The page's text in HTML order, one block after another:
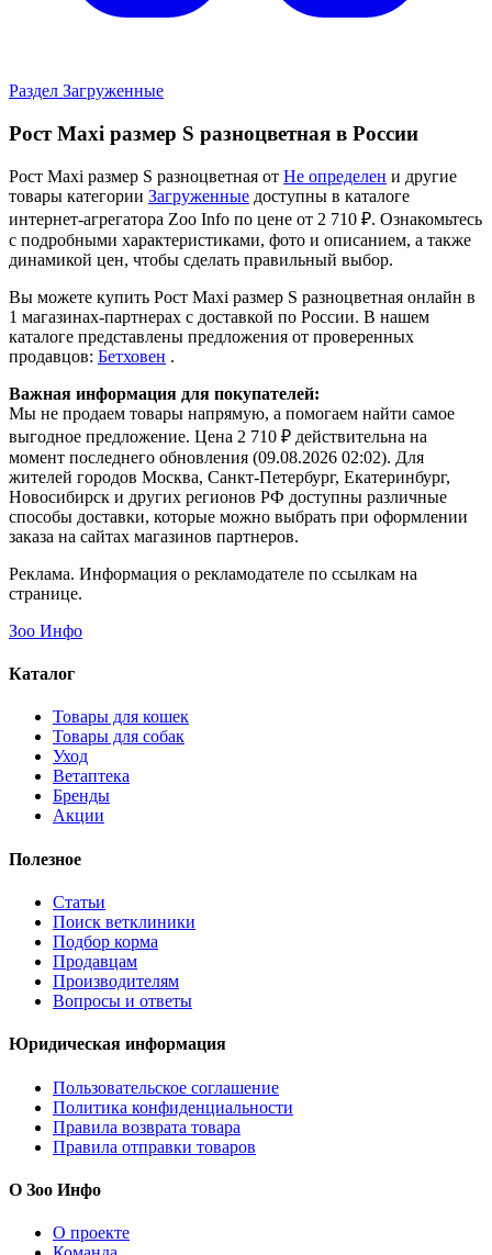
Раздел Загруженные
Рост Maxi размер S разноцветная в России
Рост Maxi размер S разноцветная от Не определен и другие
товары категории Загруженные доступны в каталоге
интернет-агрегатора Zoo Info по цене от 2 710 ₽. Ознакомьтесь
с подробными характеристиками, фото и описанием, а также
динамикой цен, чтобы сделать правильный выбор.
Вы можете купить Рост Maxi размер S разноцветная онлайн в
1 магазинах-партнерах с доставкой по России. В нашем
каталоге представлены предложения от проверенных
продавцов: Бетховен .
Важная информация для покупателей:
Мы не продаем товары напрямую, а помогаем найти самое
выгодное предложение. Цена 2 710 ₽ действительна на
момент последнего обновления (09.08.2026 02:02). Для
жителей городов Москва, Санкт-Петербург, Екатеринбург,
Новосибирск и других регионов РФ доступны различные
способы доставки, которые можно выбрать при оформлении
заказа на сайтах магазинов партнеров.
Реклама. Информация о рекламодателе по ссылкам на
странице.
Зоо Инфо
Каталог
Товары для кошек
Товары для собак
Уход
Ветаптека
Бренды
Акции
Полезное
Статьи
Поиск ветклиники
Подбор корма
Продавцам
Производителям
Вопросы и ответы
Юридическая информация
Пользовательское соглашение
Политика конфиденциальности
Правила возврата товара
Правила отправки товаров
О Зоо Инфо
О проекте